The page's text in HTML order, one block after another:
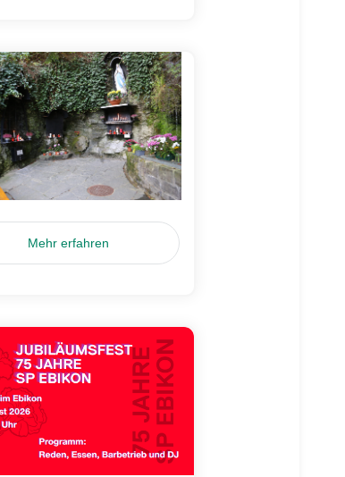
Mehr erfahren